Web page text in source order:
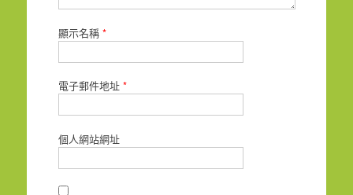
顯示名稱 *
電子郵件地址 *
個人網站網址